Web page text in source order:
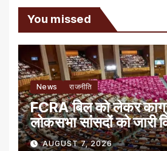
You missed
News राजनीति
FCRA बिल को लेकर
लोकसभा सांसदों को जारी
AUGUST 7, 2026